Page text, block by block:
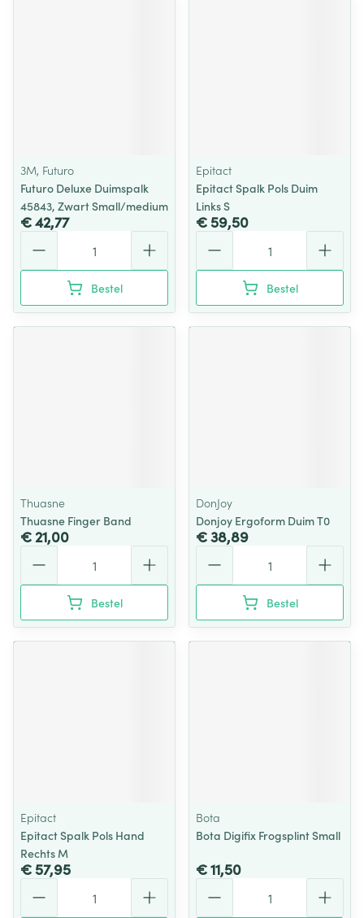
3M, Futuro
Futuro Deluxe Duimspalk
45843, Zwart Small/medium
€ 42,77
Bestel
Epitact
Epitact Spalk Pols Duim
Links S
€ 59,50
Bestel
Thuasne
Thuasne Finger Band
€ 21,00
Bestel
DonJoy
Donjoy Ergoform Duim T0
€ 38,89
Bestel
Epitact
Epitact Spalk Pols Hand
Rechts M
€ 57,95
Bota
Bota Digifix Frogsplint Small
€ 11,50